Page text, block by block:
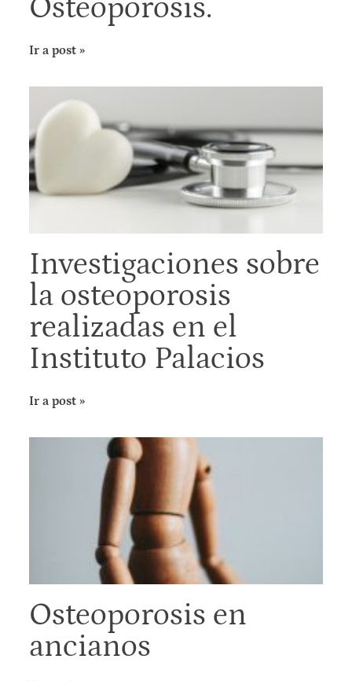
Osteoporosis.
Ir a post »
Investigaciones sobre
la osteoporosis
realizadas en el
Instituto Palacios
Ir a post »
Osteoporosis en
ancianos